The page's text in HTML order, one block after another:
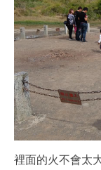
裡面的火不會太